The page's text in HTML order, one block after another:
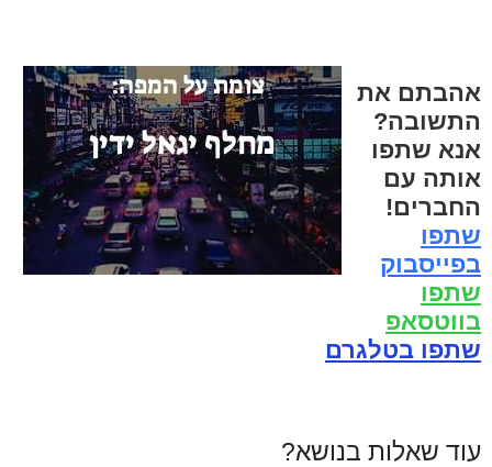
אהבתם את
התשובה?
אנא שתפו
אותה עם
החברים!
שתפו
בפייסבוק
שתפו
בווטסאפ
שתפו בטלגרם
עוד שאלות בנושא?